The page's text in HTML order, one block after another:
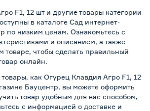
F1, 12 шт и другие товары категории
в каталоге Сад интернет-
по низким ценам. Ознакомьтесь с
и описанием, а также
товаре, чтобы сделать правильный
онлайн.
как Огурец Клавдия Агро F1, 12
Бауцентр, вы можете оформить
товар удобным для вас способом,
с информацией о доставке и